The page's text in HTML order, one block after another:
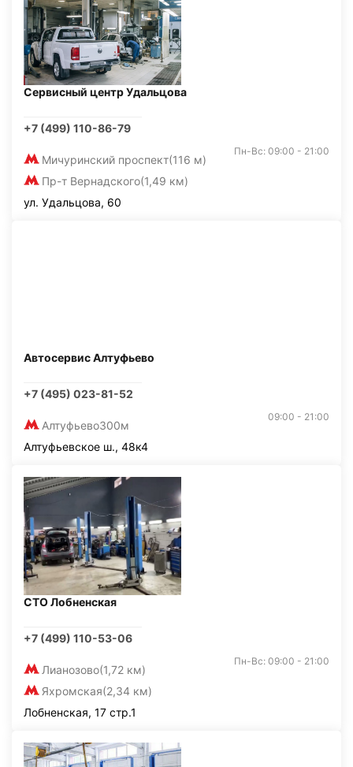
Сервисный центр Удальцова
+7 (499) 110-86-79
Мичуринский проспект(116 м)
Пр-т Вернадского(1,49 км)
Пн-Вс: 09:00 - 21:00
ул. Удальцова, 60
Автосервис Алтуфьево
+7 (495) 023-81-52
Алтуфьево300м
09:00 - 21:00
Алтуфьевское ш., 48к4
СТО Лобненская
+7 (499) 110-53-06
Лианозово(1,72 км)
Яхромская(2,34 км)
Пн-Вс: 09:00 - 21:00
Лобненская, 17 стр.1